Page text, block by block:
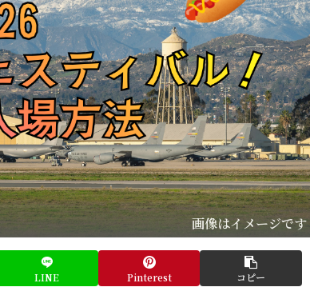
画像はイメージです
LINE Pinterest コピー